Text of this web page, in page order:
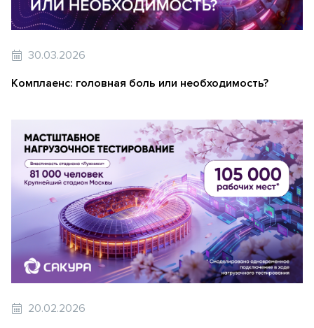
30.03.2026
Комплаенс: головная боль или необходимость?
20.02.2026